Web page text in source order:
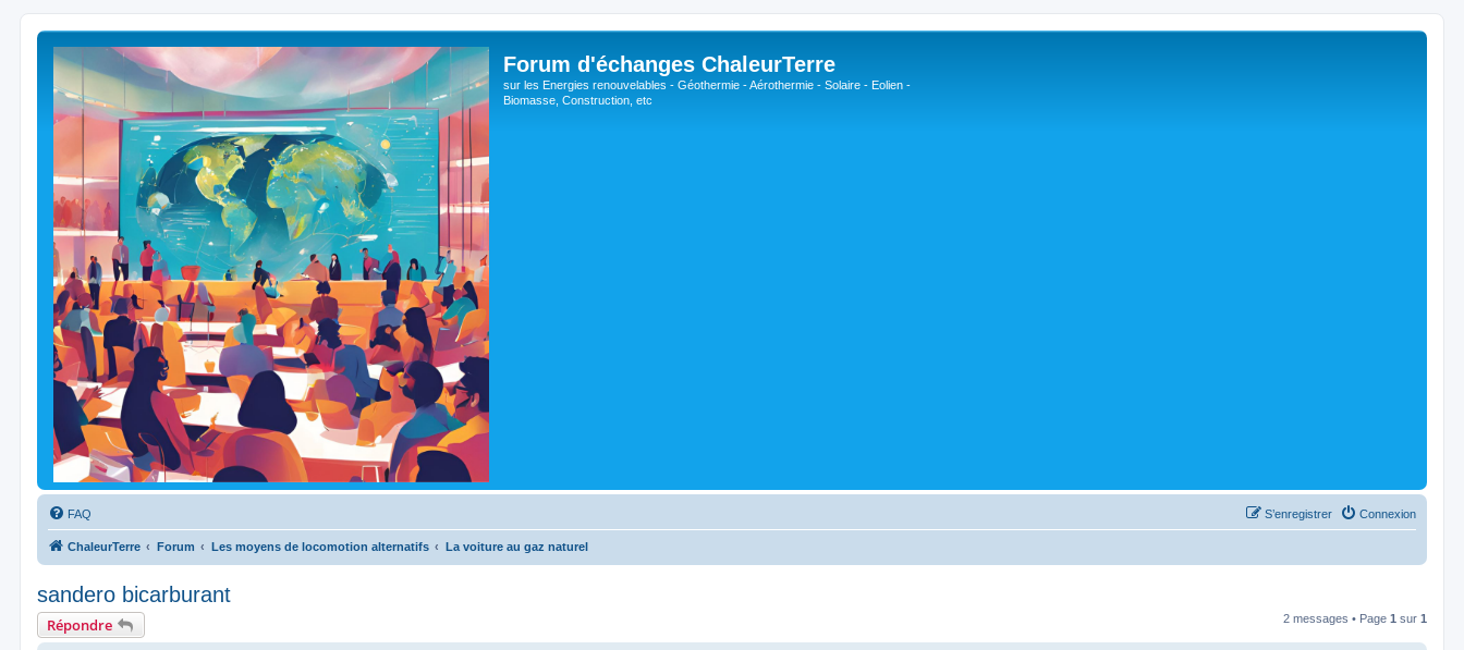
Forum d'échanges ChaleurTerre
sur les Energies renouvelables - Géothermie - Aérothermie - Solaire - Eolien -
Biomasse, Construction, etc
FAQ Connexion
S’enregistrer
ChaleurTerre Forum Les moyens de locomotion alternatifs La voiture au gaz naturel
sandero bicarburant
Répondre 2 messages • Page1 sur1